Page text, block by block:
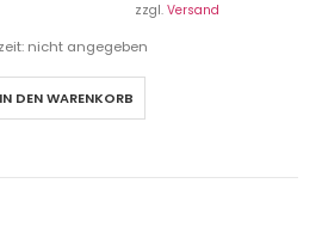
zzgl. Versand
nicht angegeben
IN DEN WARENKORB